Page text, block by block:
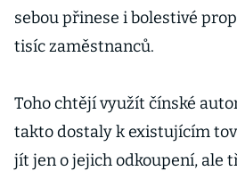
sebou přinese i bolestivé
tisíc zaměstnanců.
Toho chtějí využít čínské
takto dostaly k existujícím
jít jen o jejich odkoupení, ale